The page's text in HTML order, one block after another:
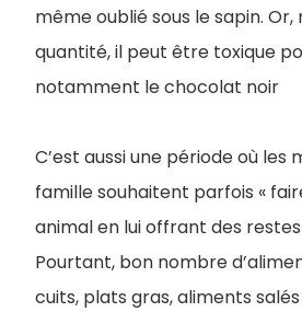
même oublié sous le sapin.
quantité, il peut être toxique
notamment le chocolat noir
C’est aussi une période où les
famille souhaitent parfois «
animal en lui offrant des
Pourtant, bon nombre
cuits, plats gras, aliments